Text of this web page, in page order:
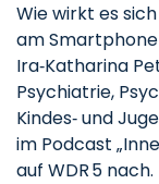
Wie wirkt es
am
Ira‑Katharina
Psychiatrie,
Kindes‑ und
im Podcast
auf WDR 5 nach.